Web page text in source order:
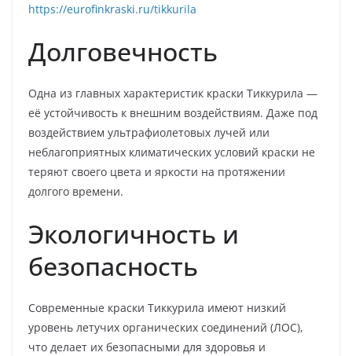
https://eurofinkraski.ru/tikkurila
Долговечность
Одна из главных характеристик краски Тиккурила —
её устойчивость к внешним воздействиям. Даже под
воздействием ультрафиолетовых лучей или
неблагоприятных климатических условий краски не
теряют своего цвета и яркости на протяжении
долгого времени.
Экологичность и
безопасность
Современные краски Тиккурила имеют низкий
уровень летучих органических соединений (ЛОС),
что делает их безопасными для здоровья и